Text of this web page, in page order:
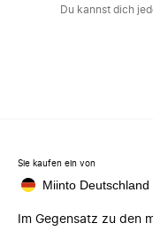
Du kannst dich
Sie kaufen ein von
Miinto Deutschland
Im Gegensatz zu den